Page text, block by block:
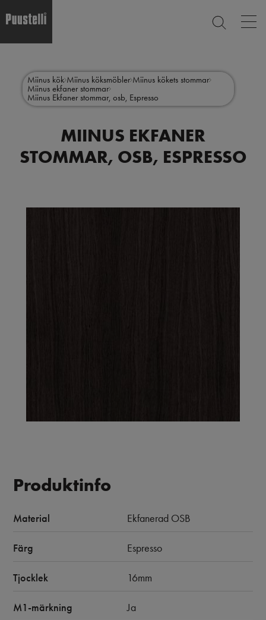
contentmenu
sv
Miinus kök Miinus köksmöbler Miinus kökets stommar
Miinus ekfaner stommar
Miinus Ekfaner stommar, osb, Espresso
MIINUS EKFANER
STOMMAR, OSB, ESPRESSO
Produktinfo
Material Ekfanerad OSB
Färg Espresso
Tjocklek 16mm
M1-märkning Ja